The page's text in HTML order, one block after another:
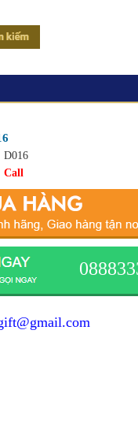
D016
Call